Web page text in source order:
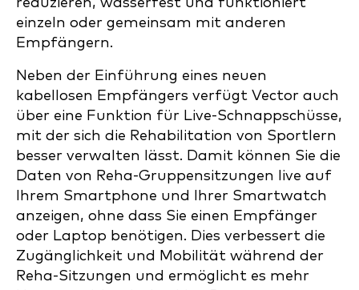
einzeln oder gemeinsam mit anderen
Empfängern.
Neben der Einführung eines neuen
kabellosen Empfängers verfügt Vector auch
über eine Funktion für Live-Schnappschüsse,
mit der sich die Rehabilitation von Sportlern
besser verwalten lässt. Damit können Sie die
Daten von Reha-Gruppensitzungen live auf
Ihrem Smartphone und Ihrer Smartwatch
anzeigen, ohne dass Sie einen Empfänger
oder Laptop benötigen. Dies verbessert die
Zugänglichkeit und Mobilität während der
Reha-Sitzungen und ermöglicht es mehr